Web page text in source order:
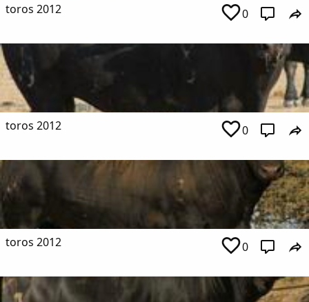
toros 2012 0
toros 2012 0
toros 2012 0